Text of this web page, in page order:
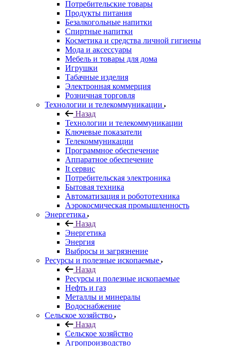
Потребительские товары
Продукты питания
Безалкогольные напитки
Спиртные напитки
Косметика и средства личной гигиены
Мода и аксессуары
Мебель и товары для дома
Игрушки
Табачные изделия
Электронная коммерция
Розничная торговля
Технологии и телекоммуникации
Назад
Технологии и телекоммуникации
Ключевые показатели
Телекоммуникации
Программное обеспечение
Аппаратное обеспечение
It сервис
Потребительская электроника
Бытовая техника
Автоматизация и робототехника
Аэрокосмическая промышленность
Энергетика
Назад
Энергетика
Энергия
Выбросы и загрязнение
Ресурсы и полезные ископаемые
Назад
Ресурсы и полезные ископаемые
Нефть и газ
Металлы и минералы
Водоснабжение
Сельское хозяйство
Назад
Сельское хозяйство
Агропроизводство